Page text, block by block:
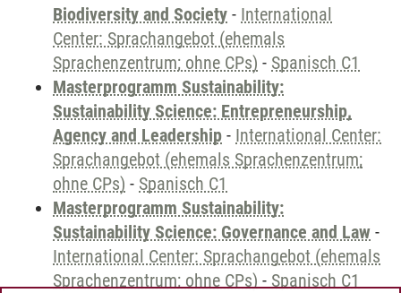
Biodiversity and Society - International
Center: Sprachangebot (ehemals
Sprachenzentrum; ohne CPs) - Spanisch C1
Masterprogramm Sustainability:
Sustainability Science: Entrepreneurship,
Agency and Leadership - International Center:
Sprachangebot (ehemals Sprachenzentrum;
ohne CPs) - Spanisch C1
Masterprogramm Sustainability:
Sustainability Science: Governance and Law -
International Center: Sprachangebot (ehemals
Sprachenzentrum; ohne CPs) - Spanisch C1